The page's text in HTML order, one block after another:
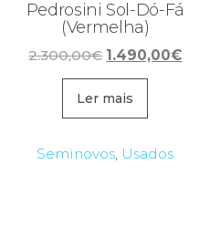
Pedrosini Sol-Dó-Fá
(Vermelha)
2.300,00€ O
preço
original
era:
1.490,00€O
Ler mais
Seminovos, Usados